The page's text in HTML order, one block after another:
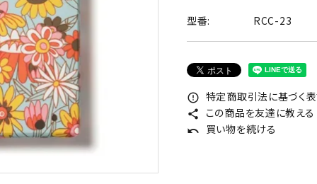
型番: RCC-23
error_outline 特定商取引法に基づく
share この商品を友達に教える
undo 買い物を続ける